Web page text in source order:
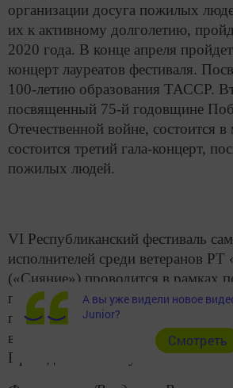
организации досуга пожилых
их к активному долголетию,
2020 года. В конце апреля
концерт лауреатов фестиваля.
100-летию образования ТАССР.
посвященный 75-й годовщине
Отечественной войне, состоится
состоится третий гала-концерт,
пожилых людей.
VI Республиканский фестиваль
исполнителей среди ветеранов
(«Сияние») проводится в рамках
празднования 100-летия
годовщины Победы в Великой
войне. Проведение мероприятия
Президентом РТ Рустамом
А вы уже видели новое
Junior?
Cмотреть